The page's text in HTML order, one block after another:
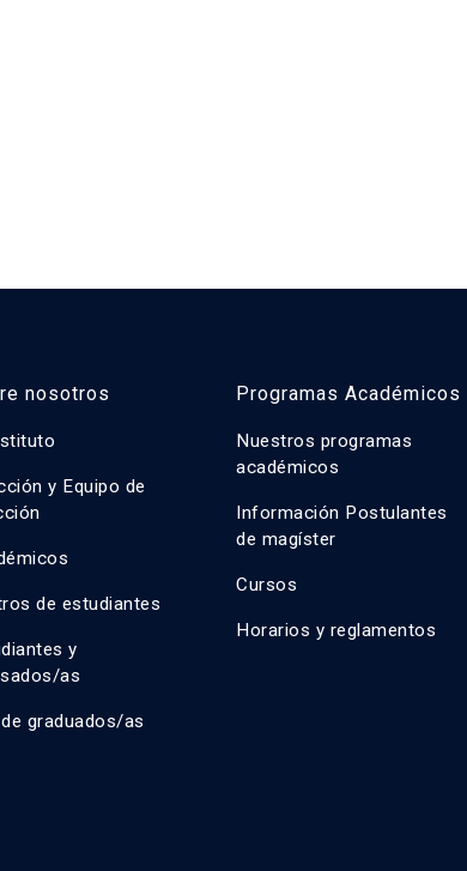
nosotros
y Equipo de
de estudiantes
y
as
graduados/as
Programas Académicos
Nuestros programas
académicos
Información Postulantes
de magíster
Cursos
Horarios y reglamentos